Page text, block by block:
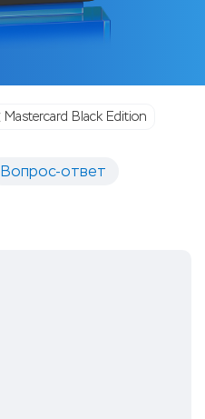
Mastercard Black Edition
Вопрос-ответ